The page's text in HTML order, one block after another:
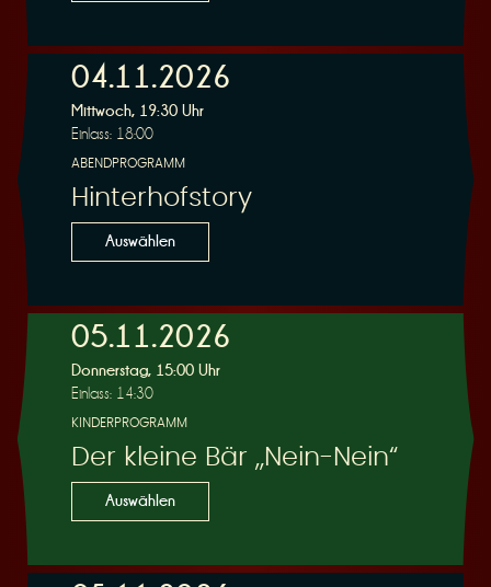
04.11.2026
Mittwoch, 19:30 Uhr
Einlass: 18:00
ABENDPROGRAMM
Hinterhofstory
Auswählen
05.11.2026
Donnerstag, 15:00 Uhr
Einlass: 14:30
KINDERPROGRAMM
Der kleine Bär „Nein-Nein“
Auswählen